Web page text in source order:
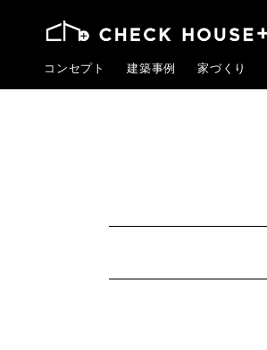
コンセプト 建築事例 家づくり